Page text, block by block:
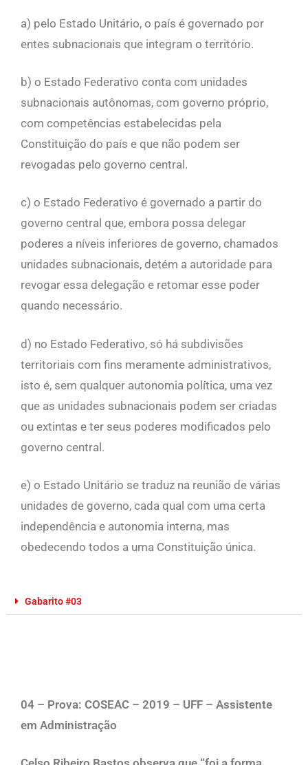
a) pelo Estado Unitário, o país é governado por
entes subnacionais que integram o território.
b) o Estado Federativo conta com unidades
subnacionais autônomas, com governo próprio,
com competências estabelecidas pela
Constituição do país e que não podem ser
revogadas pelo governo central.
c) o Estado Federativo é governado a partir do
governo central que, embora possa delegar
poderes a níveis inferiores de governo, chamados
unidades subnacionais, detém a autoridade para
revogar essa delegação e retomar esse poder
quando necessário.
d) no Estado Federativo, só há subdivisões
territoriais com fins meramente administrativos,
isto é, sem qualquer autonomia política, uma vez
que as unidades subnacionais podem ser criadas
ou extintas e ter seus poderes modificados pelo
governo central.
e) o Estado Unitário se traduz na reunião de várias
unidades de governo, cada qual com uma certa
independência e autonomia interna, mas
obedecendo todos a uma Constituição única.
Gabarito #03
04 – Prova: COSEAC – 2019 – UFF – Assistente
em Administração